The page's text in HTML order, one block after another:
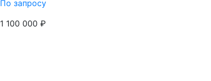
По запросу
1 100 000 ₽